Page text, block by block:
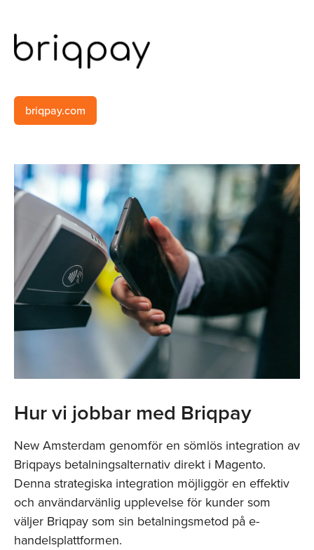
briqpay.com
Hur vi jobbar med Briqpay
New Amsterdam genomför en sömlös integration av
Briqpays betalningsalternativ direkt i Magento.
Denna strategiska integration möjliggör en effektiv
och användarvänlig upplevelse för kunder som
väljer Briqpay som sin betalningsmetod på e-
handelsplattformen.